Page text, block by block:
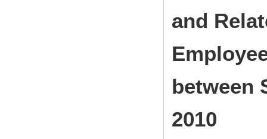
and
between
2010